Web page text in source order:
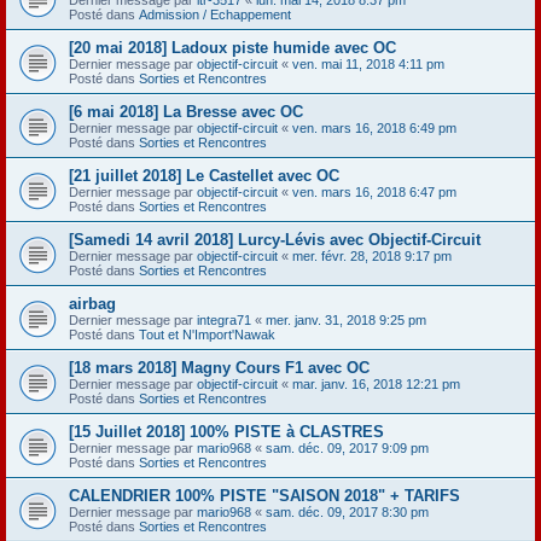
Posté dans Admission / Echappement
[20 mai 2018] Ladoux piste humide avec OC
Dernier message par objectif-circuit « ven. mai 11, 2018 4:11 pm
Posté dans Sorties et Rencontres
[6 mai 2018] La Bresse avec OC
Dernier message par objectif-circuit « ven. mars 16, 2018 6:49 pm
Posté dans Sorties et Rencontres
[21 juillet 2018] Le Castellet avec OC
Dernier message par objectif-circuit « ven. mars 16, 2018 6:47 pm
Posté dans Sorties et Rencontres
[Samedi 14 avril 2018] Lurcy-Lévis avec Objectif-Circuit
Dernier message par objectif-circuit « mer. févr. 28, 2018 9:17 pm
Posté dans Sorties et Rencontres
airbag
Dernier message par integra71 « mer. janv. 31, 2018 9:25 pm
Posté dans Tout et N'Import'Nawak
[18 mars 2018] Magny Cours F1 avec OC
Dernier message par objectif-circuit « mar. janv. 16, 2018 12:21 pm
Posté dans Sorties et Rencontres
[15 Juillet 2018] 100% PISTE à CLASTRES
Dernier message par mario968 « sam. déc. 09, 2017 9:09 pm
Posté dans Sorties et Rencontres
CALENDRIER 100% PISTE "SAISON 2018" + TARIFS
Dernier message par mario968 « sam. déc. 09, 2017 8:30 pm
Posté dans Sorties et Rencontres